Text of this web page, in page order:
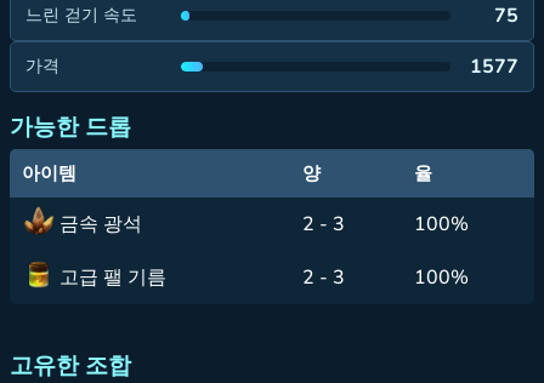
느린 걷기 속도 75
가격 1577
가능한 드롭
아이템 양 율
금속 광석 2 - 3
100%
고급 팰 기름
2 - 3 100%
고유한 조합